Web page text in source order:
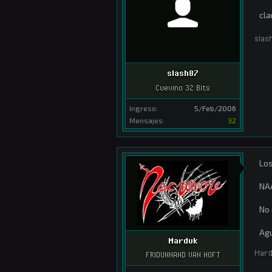
slash87
Cuevino 32 Bits
Ingreso:
5/Feb/2006
Mensajes:
32
Marduk
FRIDUNNAND VAN HOFT
No